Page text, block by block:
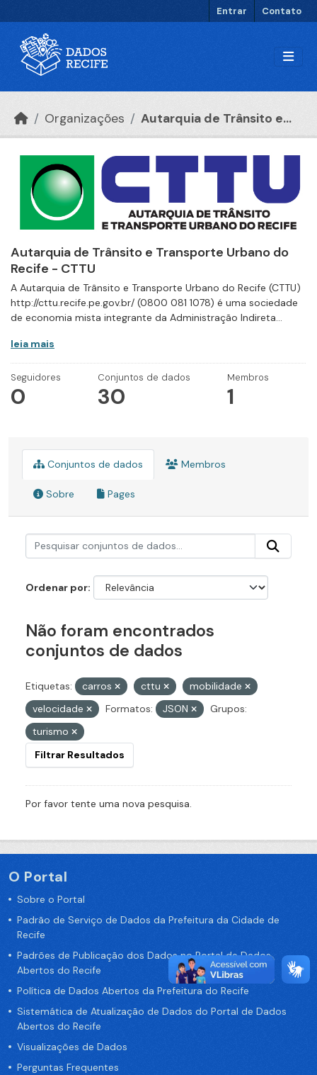
Entrar Contato
Organizações Autarquia de Trânsito e...
Autarquia de Trânsito e Transporte Urbano do
Recife - CTTU
A Autarquia de Trânsito e Transporte Urbano do Recife (CTTU)
http://cttu.recife.pe.gov.br/ (0800 081 1078) é uma sociedade
de economia mista integrante da Administração Indireta...
leia mais
Seguidores
0
Conjuntos de dados
30
Membros
1
Conjuntos de dados Membros
Sobre Pages
Ordenar por
Não foram encontrados
conjuntos de dados
Etiquetas: carros cttu
mobilidade
velocidade
Formatos: JSON
Grupos:
turismo
Filtrar Resultados
Por favor tente uma nova pesquisa.
O Portal
Sobre o Portal
Padrão de Serviço de Dados da Prefeitura da Cidade de
Recife
Padrões de Publicação dos Dados no Portal de Dados
Abertos do Recife
Política de Dados Abertos da Prefeitura do Recife
Sistemática de Atualização de Dados do Portal de Dados
Abertos do Recife
Visualizações de Dados
Perguntas Frequentes